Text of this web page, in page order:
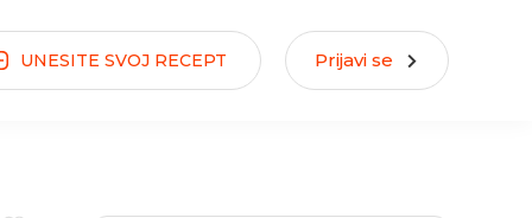
UNESITE SVOJ RECEPT Prijavi se